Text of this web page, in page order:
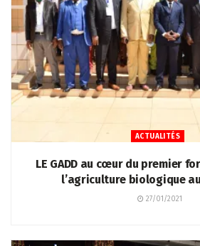
ACTUALITÉS
LE GADD au cœur du premier
l’agriculture biologique
27/01/2021